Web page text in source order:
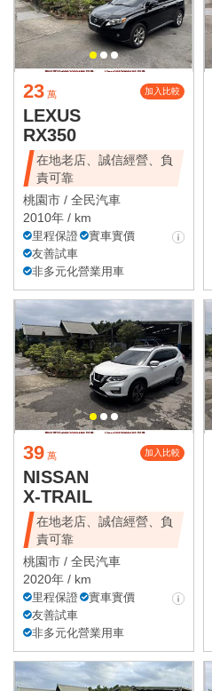
23 萬 加入比較
LEXUS
RX350
在地老店、誠信經營、負
責可靠
桃園市 / 全民汽車
2010年 / km
里程保證
實車實價
友善試車
非多元化營業用車
39 萬 加入比較
NISSAN
X-TRAIL
在地老店、誠信經營、負
責可靠
桃園市 / 全民汽車
2020年 / km
里程保證
實車實價
友善試車
非多元化營業用車